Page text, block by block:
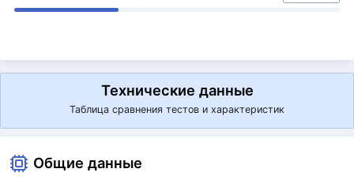
Технические данные
Таблица сравнения тестов и характеристик
Общие данные